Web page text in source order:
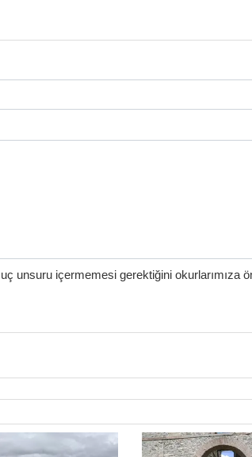
unsuru içermemesi gerektiğini okurlarımıza